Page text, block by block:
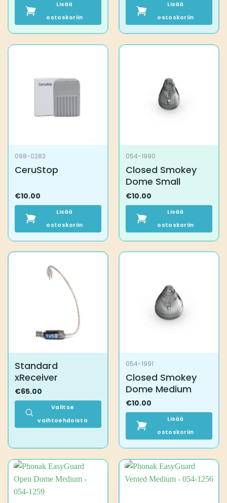
Lisää
ostoskoriin
Lisää
ostoskoriin
098-0282
CeruStop
€10.00
Lisää
ostoskoriin
054-1990
Closed Smokey
Dome Small
€10.00
Lisää
ostoskoriin
Standard
xReceiver
€65.00
Valitse
vaihtoehdoista
useampi
muunnelma.
Voit
tehdä
054-1991
Closed Smokey
Dome Medium
€10.00
Lisää
ostoskoriin